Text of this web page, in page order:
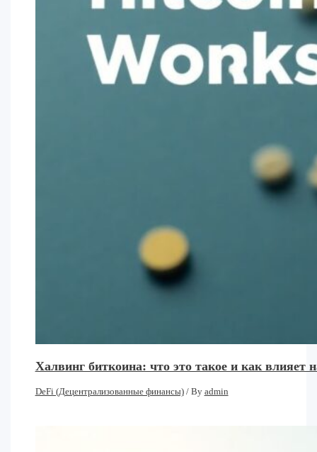
Халвинг биткоина: что это такое и как влияет
DeFi (Децентрализованные финансы)/ By admin